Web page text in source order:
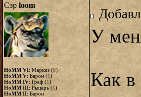
Сэр loom
HoMM VI: Маркиз (8)
HoMM V: Барон (1)
HoMM IV: Граф (1)
HoMM III: Рыцарь (1)
HoMM II: Барон
У
Как